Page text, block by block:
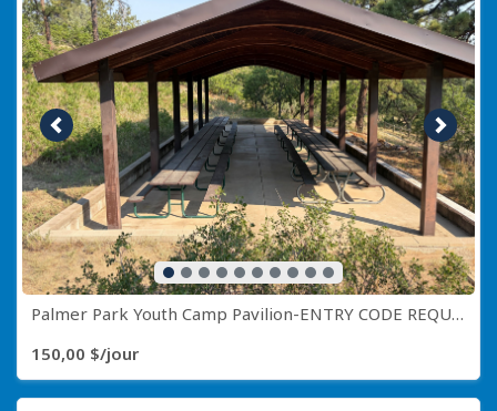
Image précédente Image
Palmer Park Youth Camp Pavilion-ENTRY CODE REQUIRED CALL (719) 385-5941
150,00 $/jour